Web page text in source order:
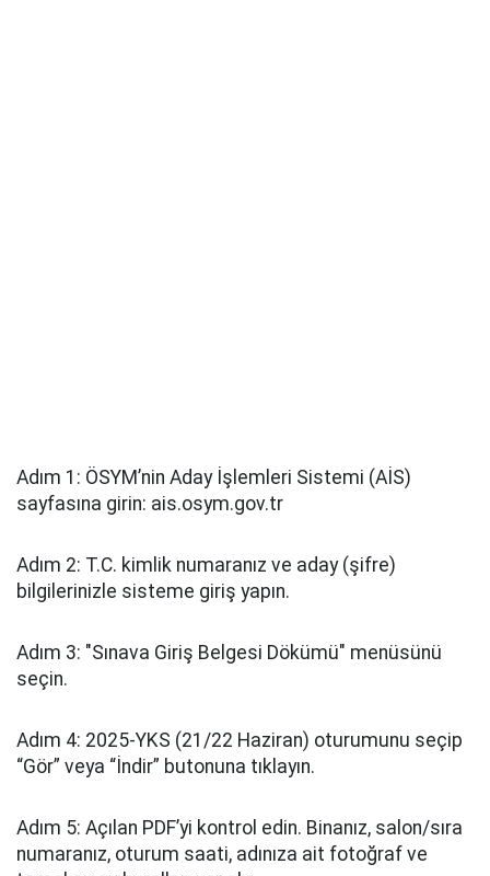
Adım 1: ÖSYM’nin Aday İşlemleri Sistemi (AİS)
sayfasına girin: ais.osym.gov.tr
Adım 2: T.C. kimlik numaranız ve aday (şifre)
bilgilerinizle sisteme giriş yapın.
Adım 3: "Sınava Giriş Belgesi Dökümü" menüsünü
seçin.
Adım 4: 2025‑YKS (21/22 Haziran) oturumunu seçip
“Gör” veya “İndir” butonuna tıklayın.
Adım 5: Açılan PDF’yi kontrol edin. Binanız, salon/sıra
numaranız, oturum saati, adınıza ait fotoğraf ve